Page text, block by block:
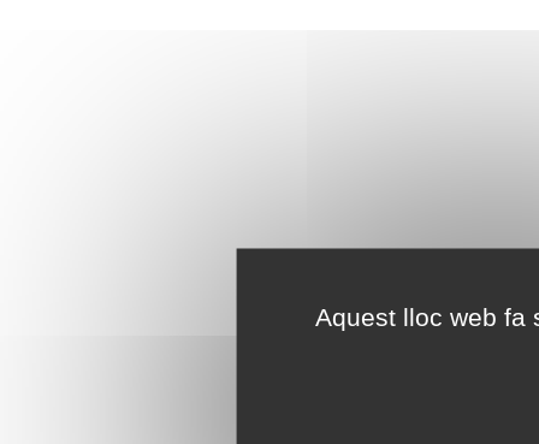
Aquest lloc web fa